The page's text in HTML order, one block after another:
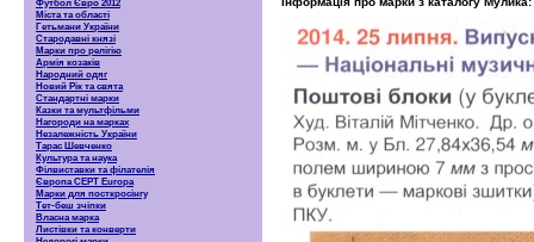
Футбол Євро 2012
Міста та області
Гетьмани України
Стародавні князі
Марки про релігію
Армія козаків
Народний одяг
Новий Рік та свята
Стандартні марки
Казки та мультфільми
Нагороди на марках
Незалежність України
Тарас Шевченко
Культура та наука
Філвиставки та філателія
Європа CEPT Europa
Марки для посткросінгу
Тет-беш зчіпки
Власна марка
Листівки та конверти